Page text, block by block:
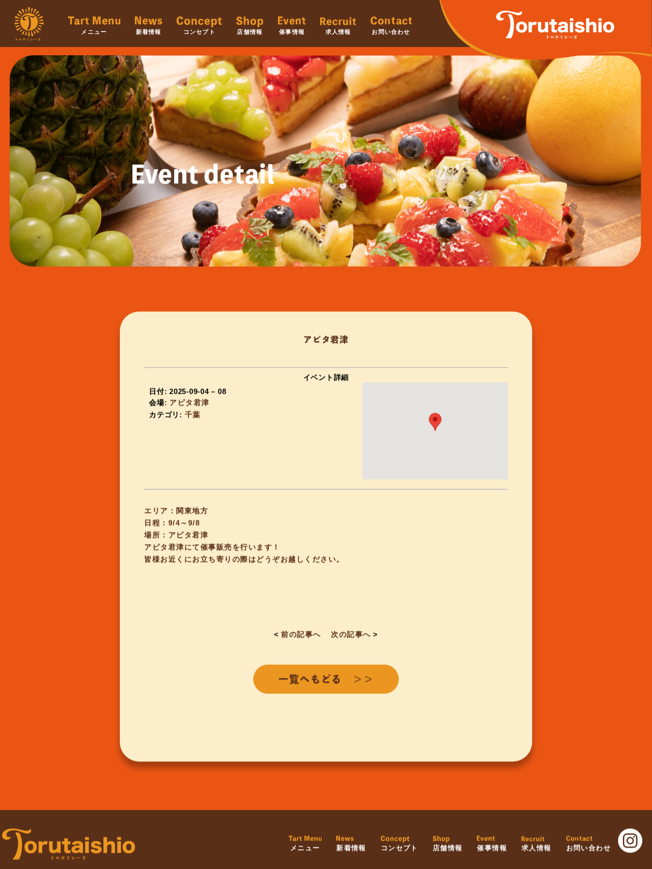
メニュー 新着情報 コンセプト 店舗情報 催事情報 求人情報 お問い合わせ
Event detail
アピタ君津
イベント詳細
日付: 2025-09-04– 08
会場: アピタ君津
カテゴリ: 千葉
エリア：関東地方
日程：9/4～9/8
場所：アピタ君津
アピタ君津にて催事販売を行います！
皆様お近くにお立ち寄りの際はどうぞお越しください。
<前の記事へ 次の記事へ >
一覧へもどる ＞＞
メニュー 新着情報 コンセプト 店舗情報 催事情報 求人情報 お問い合わせ